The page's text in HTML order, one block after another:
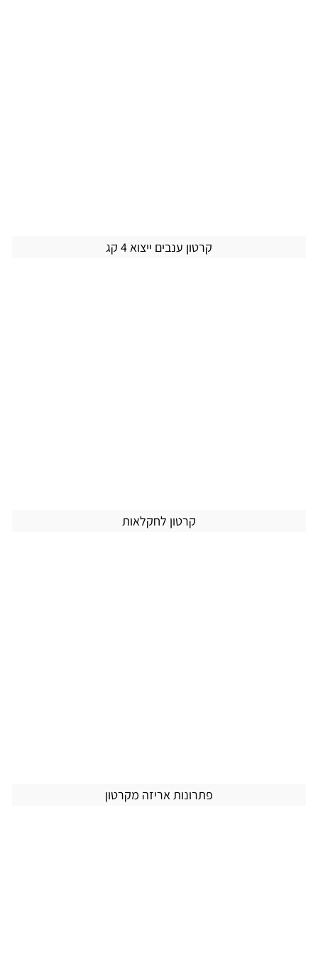
קרטון ענבים ייצוא 4 קג
קרטון לחקלאות
פתרונות אריזה מקרטון